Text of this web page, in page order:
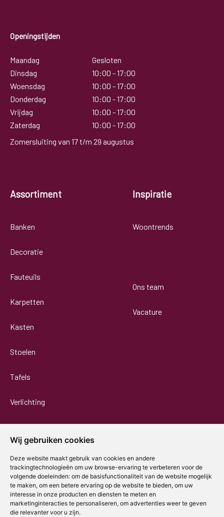
Wij gebruiken cookies
Deze website maakt gebruik van cookies en andere
trackingtechnologieën om uw browse-ervaring te verbeteren voor de
volgende doeleinden: om de basisfunctionaliteit van de website mogelijk
te maken, om een betere ervaring op de website te bieden, om uw
interesse in onze producten en diensten te meten en
marketinginteracties te personaliseren, om advertenties weer te geven
die relevanter voor u zijn.
Openingstijden
Maandag
Gesloten
Dinsdag
10:00 - 17:00
Woensdag
10:00 - 17:00
Donderdag
10:00 - 17:00
Vrijdag
10:00 - 17:00
Zaterdag
10:00 - 17:00
Zomersluiting van 17 t/m 29 augustus
Assortiment
Banken
Decoratie
Fauteuils
Karpetten
Kasten
Stoelen
Tafels
Verlichting
Inspiratie
Woontrends
Ons team
Vacature